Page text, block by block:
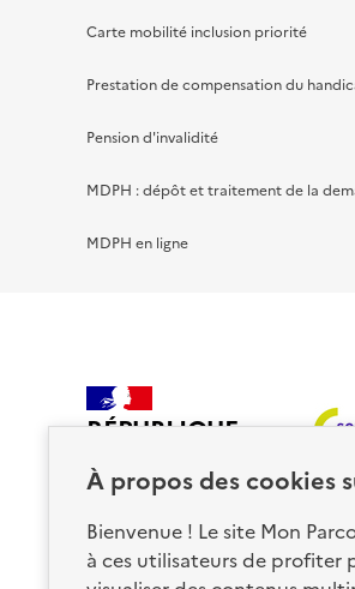
À propos des cookies
Bienvenue ! Le site Mon
à ces utilisateurs de profiter
Carte mobilité inclusion priorité
Prestation de compensation du
Pension d'invalidité
MDPH : dépôt et traitement de la
MDPH en ligne
RÉPUBLIQUE